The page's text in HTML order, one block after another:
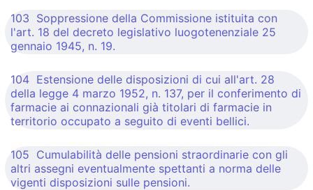
103 Soppressione della Commissione istituita con
l'art. 18 del decreto legislativo luogotenenziale 25
gennaio 1945, n. 19.
104 Estensione delle disposizioni di cui all'art. 28
della legge 4 marzo 1952, n. 137, per il conferimento di
farmacie ai connazionali già titolari di farmacie in
territorio occupato a seguito di eventi bellici.
105 Cumulabilità delle pensioni straordinarie con gli
altri assegni eventualmente spettanti a norma delle
vigenti disposizioni sulle pensioni.